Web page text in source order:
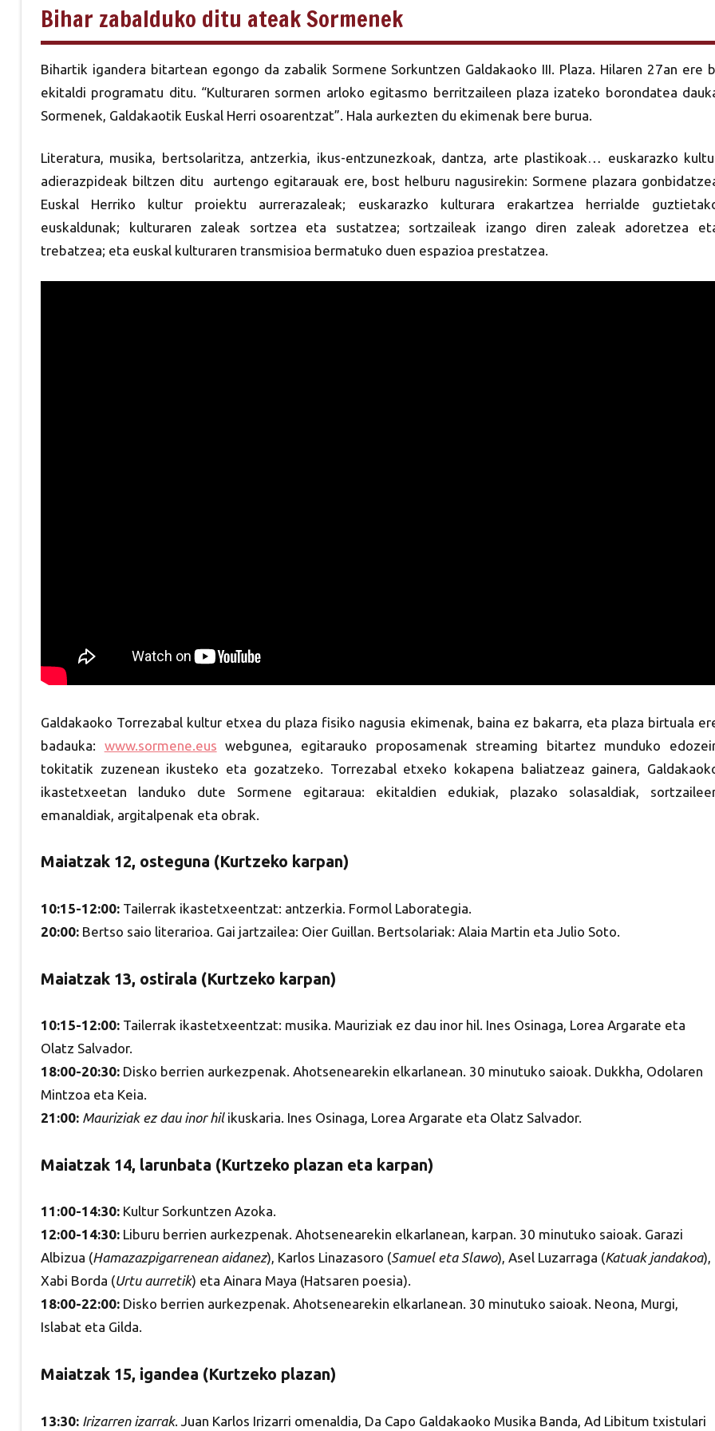
Bihar zabalduko ditu ateak Sormenek
Bihartik igandera bitartean egongo da zabalik Sormene Sorkuntzen Galdakaoko III. Plaza. Hilaren 27an ere
ekitaldi programatu ditu. “Kulturaren sormen arloko egitasmo berritzaileen plaza izateko borondatea
Sormenek, Galdakaotik Euskal Herri osoarentzat”. Hala aurkezten du ekimenak bere burua.
Literatura, musika, bertsolaritza, antzerkia, ikus-entzunezkoak, dantza, arte plastikoak… euskarazko
adierazpideak biltzen ditu aurtengo egitarauak ere, bost helburu nagusirekin: Sormene plazara
Euskal Herriko kultur proiektu aurrerazaleak; euskarazko kulturara erakartzea herrialde
euskaldunak; kulturaren zaleak sortzea eta sustatzea; sortzaileak izango diren zaleak adoretzea
trebatzea; eta euskal kulturaren transmisioa bermatuko duen espazioa prestatzea.
Galdakaoko Torrezabal kultur etxea du plaza fisiko nagusia ekimenak, baina ez bakarra, eta plaza birtuala
badauka: www.sormene.eus webgunea, egitarauko proposamenak streaming bitartez munduko
tokitatik zuzenean ikusteko eta gozatzeko. Torrezabal etxeko kokapena baliatzeaz gainera,
ikastetxeetan landuko dute Sormene egitaraua: ekitaldien edukiak, plazako solasaldiak,
emanaldiak, argitalpenak eta obrak.
Maiatzak 12, osteguna (Kurtzeko karpan)
10:15-12:00: Tailerrak ikastetxeentzat: antzerkia. Formol Laborategia.
20:00: Bertso saio literarioa. Gai jartzailea: Oier Guillan. Bertsolariak: Alaia Martin eta Julio Soto.
Maiatzak 13, ostirala (Kurtzeko karpan)
10:15-12:00: Tailerrak ikastetxeentzat: musika. Mauriziak ez dau inor hil. Ines Osinaga, Lorea Argarate eta
Olatz Salvador.
18:00-20:30: Disko berrien aurkezpenak. Ahotsenearekin elkarlanean. 30 minutuko saioak. Dukkha, Odolaren
Mintzoa eta Keia.
21:00: Mauriziak ez dau inor hilikuskaria. Ines Osinaga, Lorea Argarate eta Olatz Salvador.
Maiatzak 14, larunbata (Kurtzeko plazan eta karpan)
11:00-14:30: Kultur Sorkuntzen Azoka.
12:00-14:30: Liburu berrien aurkezpenak. Ahotsenearekin elkarlanean, karpan. 30 minutuko saioak. Garazi
Albizua (Hamazazpigarrenean aidanez), Karlos Linazasoro (Samuel eta Slawo), Asel Luzarraga (Katuak jandakoa),
Xabi Borda (Urtu aurretik) eta Ainara Maya (Hatsaren poesia).
18:00-22:00: Disko berrien aurkezpenak. Ahotsenearekin elkarlanean. 30 minutuko saioak. Neona, Murgi,
Islabat eta Gilda.
Maiatzak 15, igandea (Kurtzeko plazan)
13:30: Irizarren izarrak. Juan Karlos Irizarri omenaldia, Da Capo Galdakaoko Musika Banda, Ad Libitum txistulari